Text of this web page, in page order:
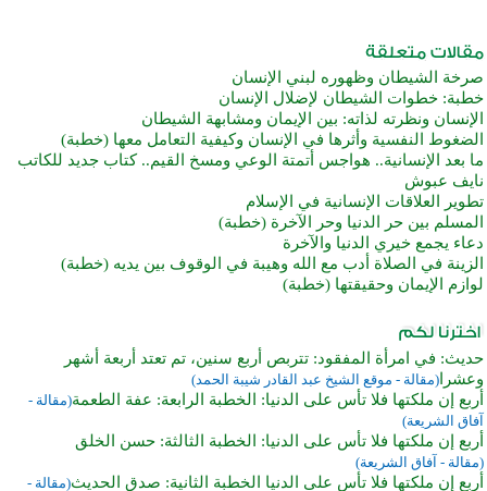
صرخة الشيطان وظهوره لبني الإنسان
خطبة: خطوات الشيطان لإضلال الإنسان
الإنسان ونظرته لذاته: بين الإيمان ومشابهة الشيطان
الضغوط النفسية وأثرها في الإنسان وكيفية التعامل معها (خطبة)
ما بعد الإنسانية.. هواجس أتمتة الوعي ومسخ القيم.. كتاب جديد للكاتب
نايف عبوش
تطوير العلاقات الإنسانية في الإسلام
المسلم بين حر الدنيا وحر الآخرة (خطبة)
دعاء يجمع خيري الدنيا والآخرة
الزينة في الصلاة أدب مع الله وهيبة في الوقوف بين يديه (خطبة)
لوازم الإيمان وحقيقتها (خطبة)
حديث: في امرأة المفقود: تتربص أربع سنين، تم تعتد أربعة أشهر
وعشرا (مقالة - موقع الشيخ عبد القادر شيبة الحمد)
أربع إن ملكتها فلا تأس على الدنيا: الخطبة الرابعة: عفة الطعمة(مقالة -
آفاق الشريعة)
أربع إن ملكتها فلا تأس على الدنيا: الخطبة الثالثة: حسن الخلق
(مقالة - آفاق الشريعة)
أربع إن ملكتها فلا تأس على الدنيا الخطبة الثانية: صدق الحديث(مقالة -